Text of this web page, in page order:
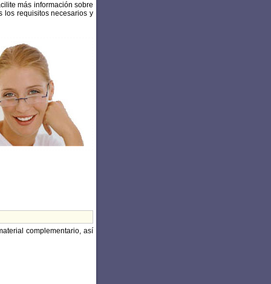
más información sobre
los requisitos necesarios y
complementario, así